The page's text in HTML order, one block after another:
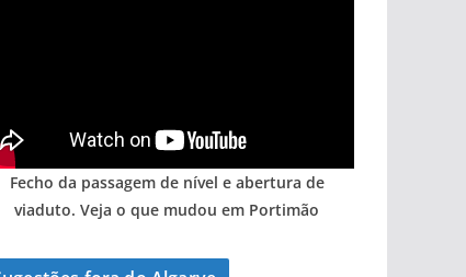
Fecho da passagem de nível e abertura de
viaduto. Veja o que mudou em Portimão